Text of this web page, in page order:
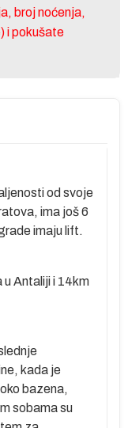
broj noćenja,
i pokušate
od svoje
ima još 6
imaju lift.
Antaliji i 14km
kada je
bazena,
sobama su